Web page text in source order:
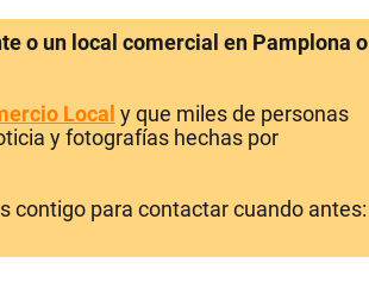
o un local comercial en Pamplona o
Local y que miles de personas
y fotografías hechas por
contigo para contactar cuando antes: